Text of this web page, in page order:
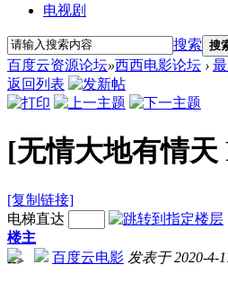
电视剧
搜索 搜
百度云资源论坛»西西电影论坛 ›
返回列表
[无情大地有情
[复制链接]
电梯直达
楼主
百度云电影 发表于 2020-4-
-->